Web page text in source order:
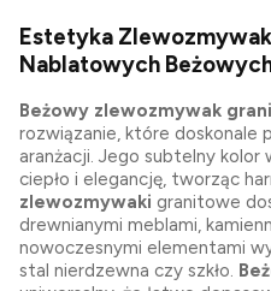
Estetyka
Nablatowych
Beżowy zlewozmywak
rozwiązanie, które doskonale
aranżacji. Jego subtelny kolor
ciepło i elegancję, tworząc
zlewozmywaki granitowe
drewnianymi meblami,
nowoczesnymi elementami
stal nierdzewna czy szkło.